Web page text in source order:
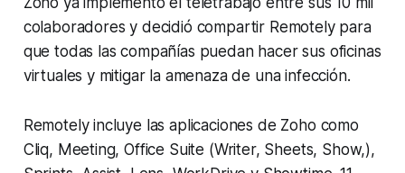
colaboradores y decidió compartir Remotely para
que todas las compañías puedan hacer sus oficinas
virtuales y mitigar la amenaza de una infección.
Remotely incluye las aplicaciones de Zoho como
Cliq, Meeting, Office Suite (Writer, Sheets, Show,),